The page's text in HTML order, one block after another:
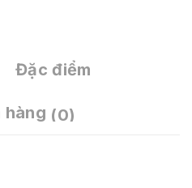
Đặc điểm
hàng (0)